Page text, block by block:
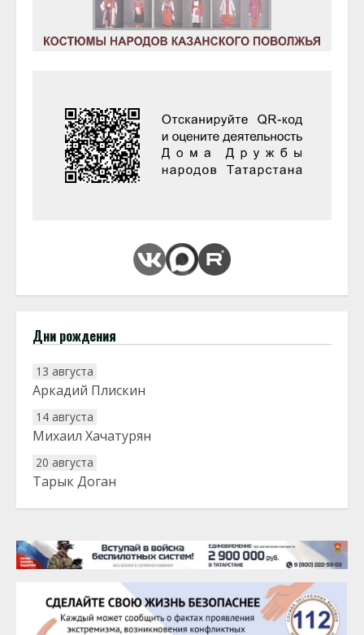
Дни рождения
13 августа
Аркадий Плискин
14 августа
Михаил Хачатурян
20 августа
Тарык Доган
22 августа
25 августа
Сэсэгма Бубеева
28 августа
Чингиз Мустафаев